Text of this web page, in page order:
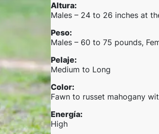
Altura:
Males – 24 to 26 inches at
Peso:
Males – 60 to 75 pounds,
Pelaje:
Medium to Long
Color:
Fawn to russet mahogany
Energía:
High